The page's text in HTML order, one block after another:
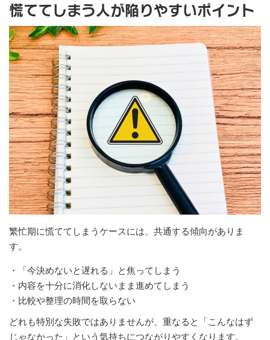
慌ててしまう人が陥りやすいポイント
繁忙期に慌ててしまうケースには、共通する傾向がありま
す。
・「今決めないと遅れる」と焦ってしまう
・内容を十分に消化しないまま進めてしまう
・比較や整理の時間を取らない
どれも特別な失敗ではありませんが、重なると「こんなはず
じゃなかった」という気持ちにつながりやすくなります。